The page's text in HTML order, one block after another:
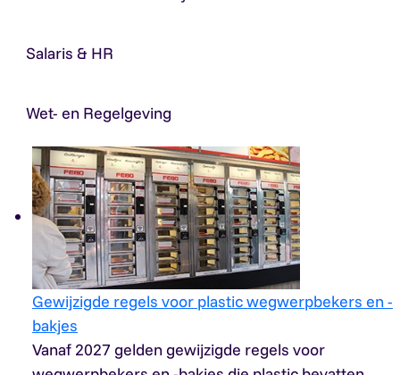
Salaris & HR
Wet- en Regelgeving
Gewijzigde regels voor plastic wegwerpbekers en -
bakjes
Vanaf 2027 gelden gewijzigde regels voor